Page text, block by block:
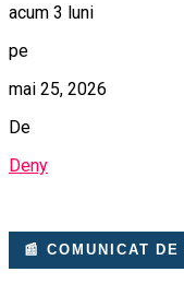
acum 3 luni
pe
mai 25, 2026
De
Deny
📰 COMUNICAT